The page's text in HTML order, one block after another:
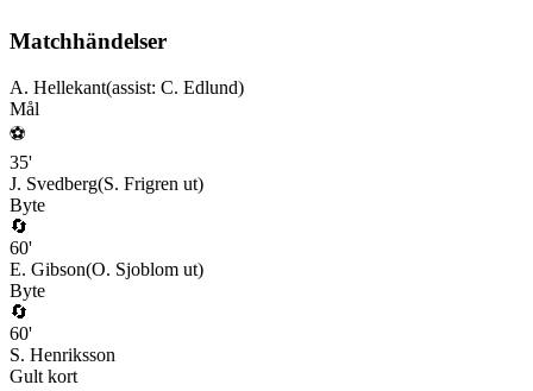
Matchhändelser
A. Hellekant(assist: C. Edlund)
Mål
⚽
35'
J. Svedberg(S. Frigren ut)
Byte
🔄
60'
E. Gibson(O. Sjoblom ut)
Byte
🔄
60'
S. Henriksson
Gult kort